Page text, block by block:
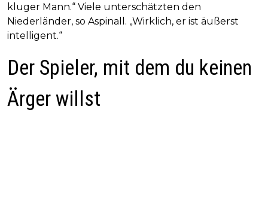
kluger Mann.“ Viele unterschätzten den
Niederländer, so Aspinall. „Wirklich, er ist äußerst
intelligent.“
Der Spieler, mit dem du keinen
Ärger willst